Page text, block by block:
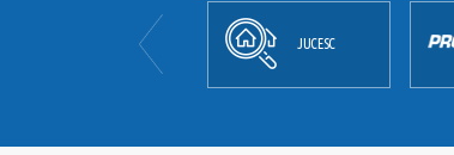
JORNAL
OFICIAL
JUCESC